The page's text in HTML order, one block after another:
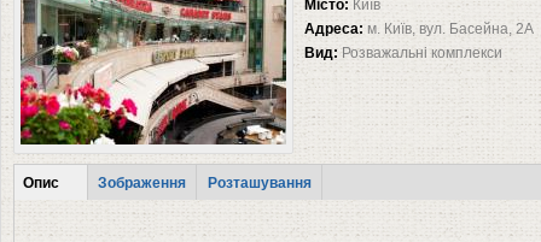
Місто: Київ
Адреса: м. Київ, вул. Басейна, 2А
Вид:Розважальні комплекси
Tabs
Опис
(активна
вкладка)
Зображення Розташування